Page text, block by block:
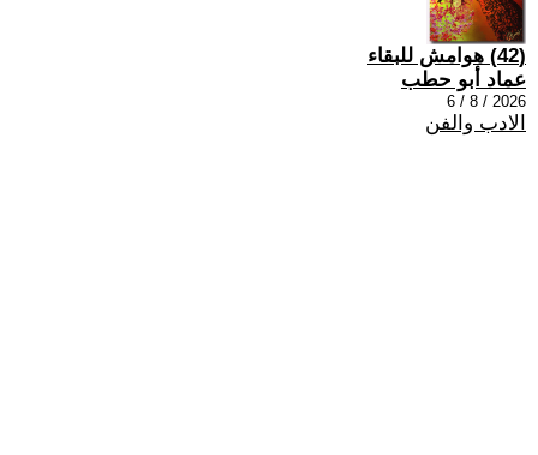
(42) هوامش للبقاء
عماد أبو حطب
2026 / 8 / 6
الادب والفن